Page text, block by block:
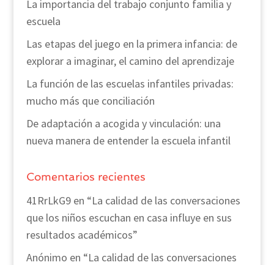
La importancia del trabajo conjunto familia y
escuela
Las etapas del juego en la primera infancia: de
explorar a imaginar, el camino del aprendizaje
La función de las escuelas infantiles privadas:
mucho más que conciliación
De adaptación a acogida y vinculación: una
nueva manera de entender la escuela infantil
Comentarios recientes
41RrLkG9en “La calidad de las conversaciones
que los niños escuchan en casa influye en sus
resultados académicos”
Anónimo en “La calidad de las conversaciones